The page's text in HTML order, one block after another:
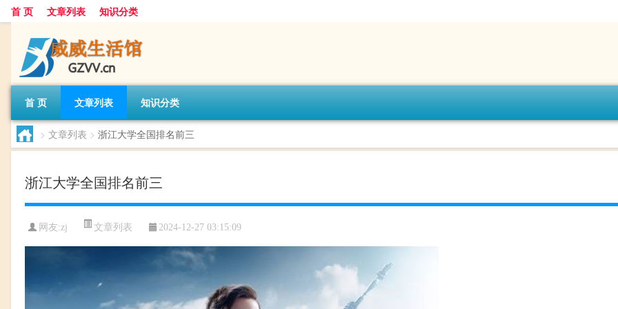
首 页 文章列表 知识分类
首 页 文章列表 知识分类
> 文章列表 > 浙江大学全国排名前三
浙江大学全国排名前三
网友:zj 文章列表 2024-12-27 03:15:09